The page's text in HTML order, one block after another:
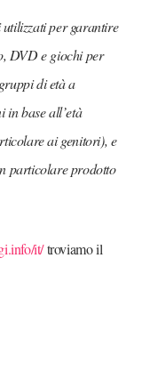
utilizzati per garantire
DVD e giochi per
di età a
in base all’età
ai genitori), e
particolare prodotto
it/troviamo il